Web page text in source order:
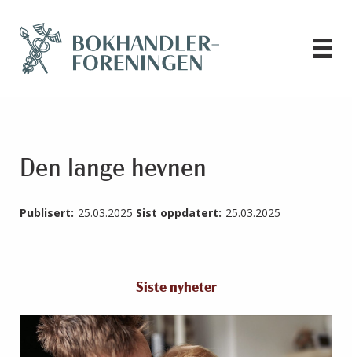
Den lange hevnen
Publisert: 25.03.2025 Sist oppdatert: 25.03.2025
Siste nyheter